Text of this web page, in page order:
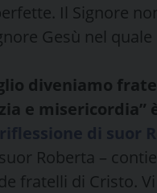
Il Signore
Gesù nel
diveniamo
e misericordia”
Roberta –
fratelli di Cristo.